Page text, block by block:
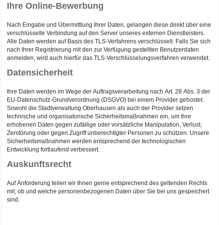
Ihre Online-Bewerbung
Nach Eingabe und Übermittlung Ihrer Daten, gelangen diese direkt über eine
verschlüsselte Verbindung auf den Server unseres externen Dienstleisters.
Alle Daten werden auf Basis des TLS-Verfahrens verschlüsselt. Falls Sie sich
nach Ihrer Registrierung mit den zur Verfügung gestellten Benutzerdaten
anmelden, wird auch hierfür das TLS-Verschlüsselungsverfahren verwendet.
Datensicherheit
Ihre Daten werden im Wege der Auftragsverarbeitung nach Art. 28 Abs. 3 der
EU-Datenschutz-Grundverordnung (DSGVO) bei einem Provider gehostet.
Sowohl die Stadtverwaltung Oberhausen als auch der Provider setzen
technische und organisatorische Sicherheitsmaßnahmen ein, um Ihre
erhobenen Daten gegen zufällige oder vorsätzliche Manipulation, Verlust,
Zerstörung oder gegen Zugriff unberechtigter Personen zu schützen. Unsere
Sicherheitsmaßnahmen werden entsprechend der technologischen
Entwicklung fortlaufend verbessert.
Auskunftsrecht
Auf Anforderung teilen wir Ihnen gerne entsprechend des geltenden Rechts
mit, ob und welche personenbezogenen Daten über Sie bei uns gespeichert
sind.